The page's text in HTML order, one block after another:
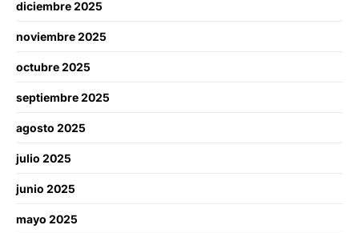
diciembre 2025
noviembre 2025
octubre 2025
septiembre 2025
agosto 2025
julio 2025
junio 2025
mayo 2025